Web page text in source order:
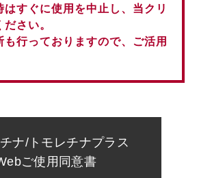
はすぐに使用を中止し、当クリ
さい。
も行っておりますので、ご活用
チナ/トモレチナプラス
ご使用同意書